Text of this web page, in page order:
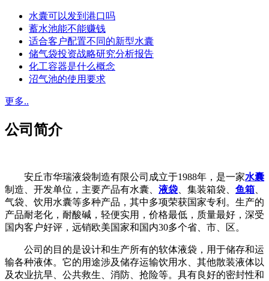
水囊可以发到港口吗
蓄水池能不能赚钱
适合客户配置不同的新型水囊
储气袋投资战略研究分析报告
化工容器是什么概念
沼气池的使用要求
更多..
公司简介
安丘市华瑞液袋制造有限公司成立于1988年，是一家水囊
制造、开发单位，主要产品有水囊、 液袋、集装箱袋、 鱼箱、
气袋、饮用水囊等多种产品，其中多项荣获国家专利。生产的
产品耐老化，耐酸碱，轻便实用，价格最低，质量最好，深受
国内客户好评，远销欧美国家和国内30多个省、市、区。
公司的目的是设计和生产所有的软体液袋，用于储存和运
输各种液体。它的用途涉及储存运输饮用水、其他散装液体以
及农业抗旱、公共救生、消防、抢险等。具有良好的密封性和